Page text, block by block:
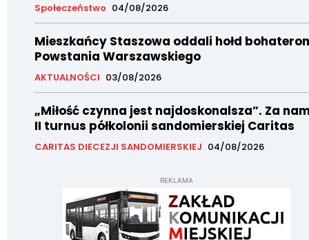
Społeczeństwo 04/08/2026
Mieszkańcy Staszowa oddali hołd
Powstania Warszawskiego
AKTUALNOŚCI 03/08/2026
„Miłość czynna jest najdoskonalsza”. Za
II turnus półkolonii sandomierskiej Caritas
CARITAS DIECEZJI SANDOMIERSKIEJ 04/08/2026
REKLAMA